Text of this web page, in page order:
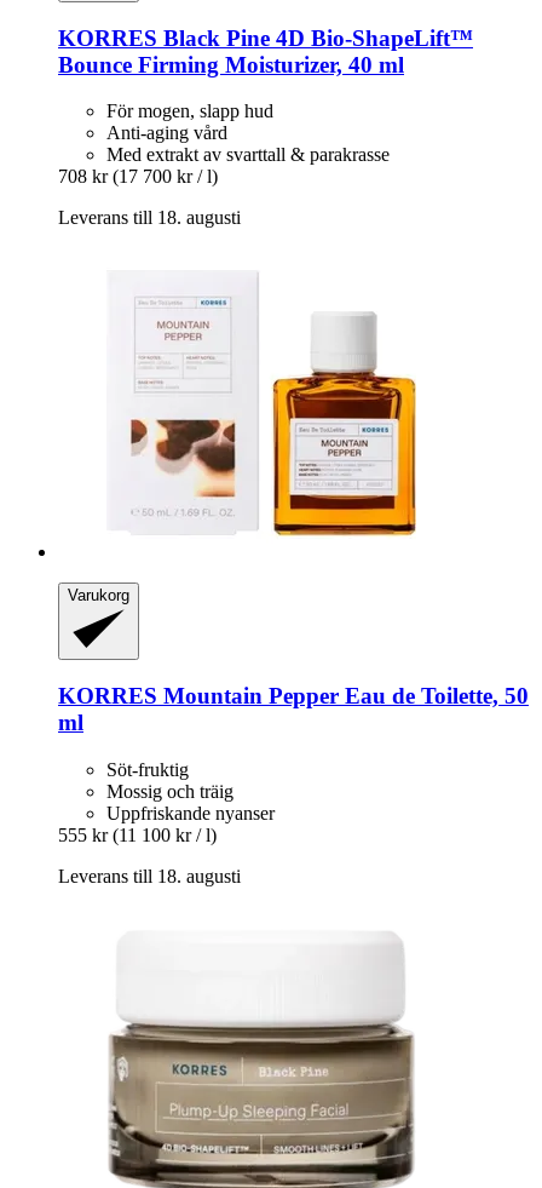
KORRES Black Pine 4D Bio-​ShapeLift™
Bounce Firming Moisturizer, 40 ml
För mogen, slapp hud
Anti-aging vård
Med extrakt av svarttall & parakrasse
708 kr (17 700 kr / l)
Leverans till 18. augusti
Varukorg
KORRES Mountain Pepper Eau de Toilette, 50
ml
Söt-fruktig
Mossig och träig
Uppfriskande nyanser
555 kr (11 100 kr / l)
Leverans till 18. augusti